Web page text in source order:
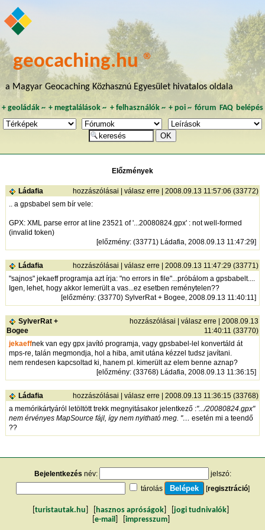
geocaching.hu ®
a Magyar Geocaching Közhasznú Egyesület hivatalos oldala
+ geoládák~ +megtalálások ~ + felhasználók~ + poi~ fórum FAQ belépés
Előzmények
Ládafia hozzászólásai válasz erre | 2008.09.13 11:57:06 (33772)
.. a gpsbabel sem bír vele:
GPX: XML parse error at line 23521 of '...20080824.gpx' : not well-formed
(invalid token)
[előzmény: (33771) Ládafia, 2008.09.13 11:47:29]
Ládafia hozzászólásai válasz erre | 2008.09.13 11:47:29 (33771)
"sajnos" jekaeff programja azt írja: "no errors in file"...próbálom a gpsbabelt....
Igen, lehet, hogy akkor lemerült a vas...ez esetben reménytelen??
[előzmény: (33770) SylverRat + Bogee, 2008.09.13 11:40:11]
SylverRat +
Bogee
hozzászólásai válasz erre | 2008.09.13
11:40:11 (33770)
jekaeffnek van egy gpx javító programja, vagy gpsbabel-lel konvertáld át
mps-re, talán megmondja, hol a hiba, amit utána kézzel tudsz javítani.
nem rendesen kapcsoltad ki, hanem pl. kimerült az elem benne aznap?
[előzmény: (33768) Ládafia, 2008.09.13 11:36:15]
Ládafia hozzászólásai válasz erre | 2008.09.13 11:36:15 (33768)
a memórikártyáról letöltött trekk megnyitásakor jelentkező :".../20080824.gpx"
nem érvényes MapSource fájl, így nem nyitható meg. "… esetén mi a teendő
??
Bejelentkezés név:
jelszó:
tárolás
[regisztráció]
turistautak.hu hasznos apróságok jogi tudnivalók
e-mail impresszum]